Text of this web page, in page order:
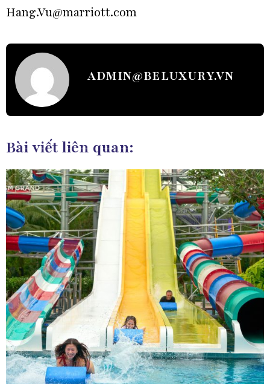
Hang.Vu@marriott.com
ADMIN@BELUXURY.VN
Bài viết liên quan: